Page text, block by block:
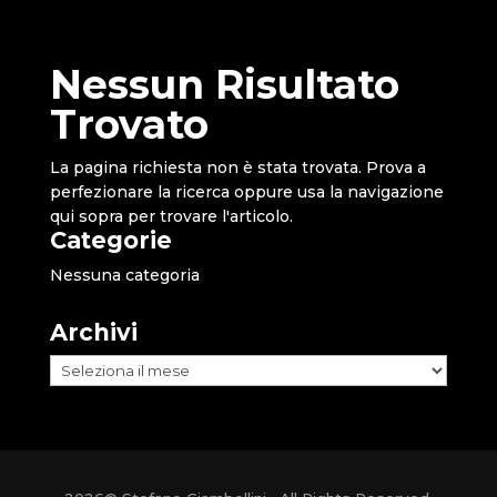
Nessun Risultato
Trovato
La pagina richiesta non è stata trovata. Prova a
perfezionare la ricerca oppure usa la navigazione
qui sopra per trovare l'articolo.
Categorie
Nessuna categoria
Archivi
Archivi